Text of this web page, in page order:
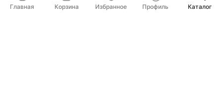
Главная Корзина Избранное Профиль Каталог